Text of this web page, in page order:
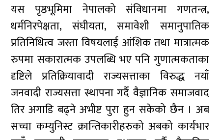
यस पृष्ठभूमिमा नेपालको संविधानमा गणतन्त्र,
धर्मनिरपेक्षता, संघीयता, समावेशी समानुपातिक
प्रतिनिधित्व जस्ता विषयलाई आंशिक तथा मात्रात्मक
रुपमा सकारात्मक उपलब्धि भए पनि गुणात्मकताका
दृष्टिले प्रतिक्रियावादी राज्यसत्ताका विरुद्ध नयाँ
जनवादी राज्यसत्ता स्थापना गर्दै वैज्ञानिक समाजवाद
तिर अगाडि बढ्ने अभीष्ट पुरा हुन सकेको छैन । अब
सच्चा कम्युनिस्ट क्रान्तिकारीहरुको अबको कार्यभार